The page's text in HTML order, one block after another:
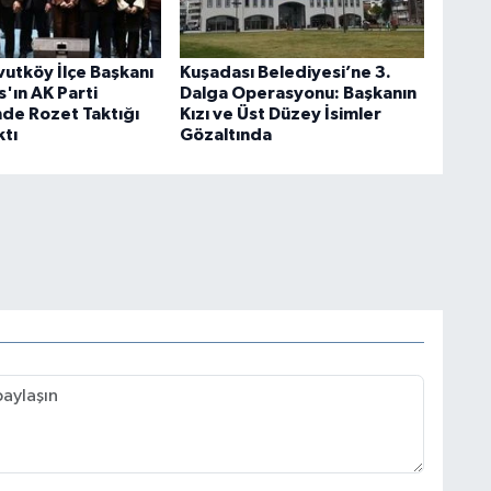
İlçe Başkanı
AK Parti
Rozet Taktığı
Kuşadası Belediyesi’ne 3.
Dalga Operasyonu: Başkanın
Kızı ve Üst Düzey İsimler
Gözaltında